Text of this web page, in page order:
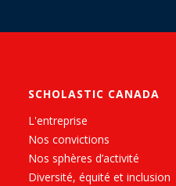
SCHOLASTIC CANADA
L'entreprise
Nos convictions
Nos sphères d’activité
Diversité, équité et inclusion